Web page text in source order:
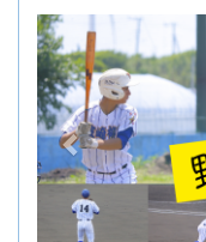
i
o
u
s